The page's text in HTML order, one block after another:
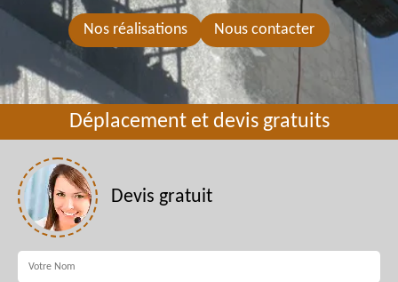
Nos réalisations Nous contacter
Déplacement et devis gratuits
Devis gratuit